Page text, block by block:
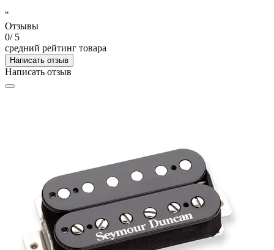
"
Отзывы
0/ 5
средний рейтинг товара
Написать отзыв
Написать отзыв